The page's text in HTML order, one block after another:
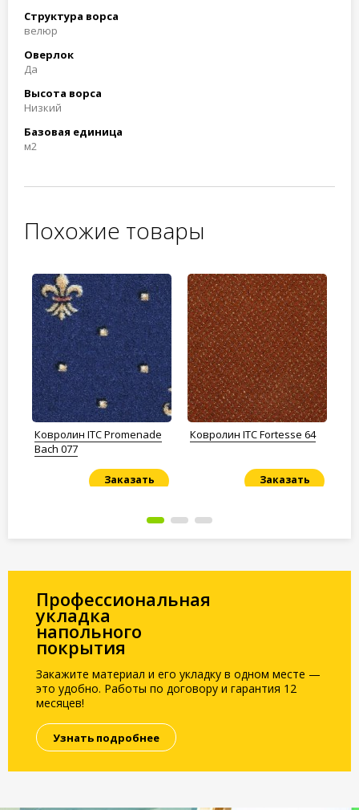
Структура ворса
велюр
Оверлок
Да
Высота ворса
Низкий
Базовая единица
м2
Похожие товары
Ковролин ITC Promenade
Bach 077
Заказать
Ковролин ITC Fortesse 64
Заказать
Профессиональная
укладка
напольного
покрытия
Закажите материал и его укладку в одном месте —
это удобно. Работы по договору и гарантия 12
месяцев!
Узнать подробнее